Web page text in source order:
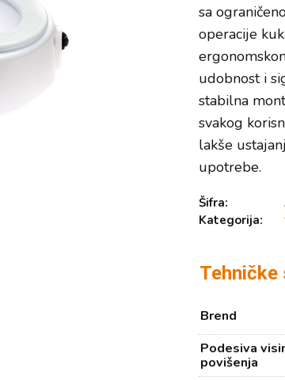
sa
operacije
udobnost i
stabilna
svakog
lakše
upotrebe.
Šifra:
Kategorija:
Brend
Podesiva
povišenja